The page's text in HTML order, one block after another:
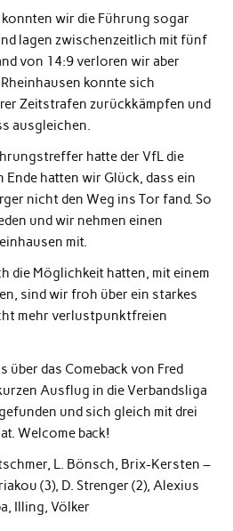
wir die Führung sogar
lagen zwischenzeitlich mit fünf
von 14:9 verloren wir aber
konnte sich
Zeitstrafen zurückkämpfen und
ausgleichen.
hatte der VfL die
hatten wir Glück, dass ein
nicht den Weg ins Tor fand. So
und wir nehmen einen
mit.
die Möglichkeit hatten, mit einem
sind wir froh über ein starkes
mehr verlustpunktfreien
über das Comeback von Fred
Ausflug in die Verbandsliga
und sich gleich mit drei
Welcome back!
L. Bönsch, Brix-Kersten –
(3), D. Strenger (2), Alexius
Illing, Völker